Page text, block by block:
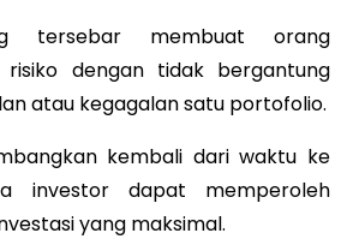
tersebar membuat orang
risiko dengan tidak bergantung
atau kegagalan satu portofolio.
kembali dari waktu ke
investor dapat memperoleh
yang maksimal.